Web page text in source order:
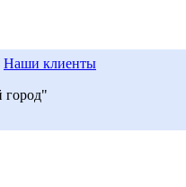
Наши клиенты